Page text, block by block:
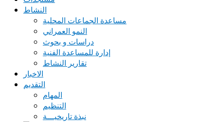
النشاط
مساعدة الجماعات المحلية
النمو العمراني
دراسات و بحوث
إدارة للمساعدة الفنية
تقارير النشاط
الاخبار
التقديم
المهام
التنظيم
نبذة تاريخيـــة